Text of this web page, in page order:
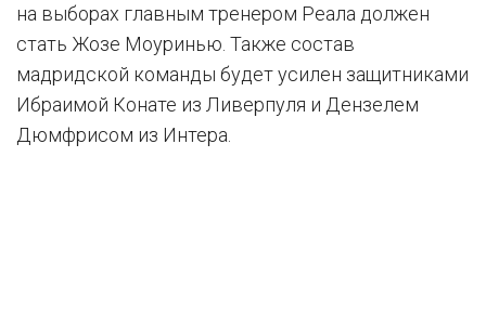
на выборах главным тренером Реала должен
стать Жозе Моуринью. Также состав
мадридской команды будет усилен защитниками
Ибраимой Конате из Ливерпуля и Дензелем
Дюмфрисом из Интера.